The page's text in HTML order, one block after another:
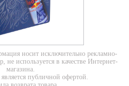
носит исключительно рекламно-
используется в качестве Интернет-
магазина.
публичной офертой.